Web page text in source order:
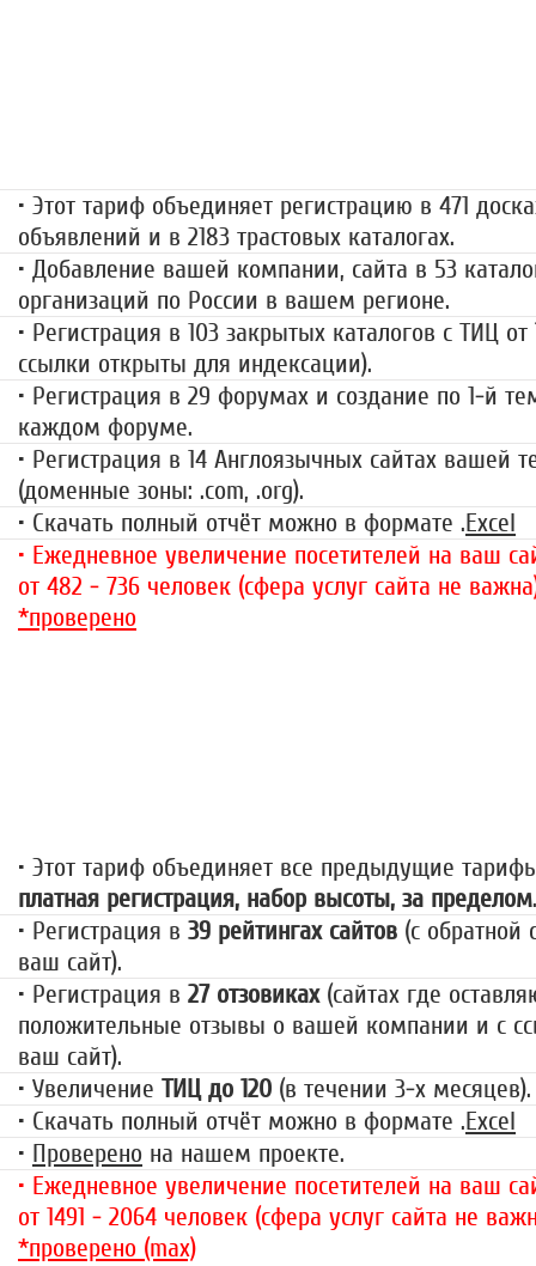
• Этот тариф объединяет регистрацию в 471
объявлений и в 2183 трастовых каталогах.
• Добавление вашей компании, сайта в 53
организаций по России в вашем регионе.
• Регистрация в 103 закрытых каталогов с ТИЦ от
ссылки открыты для индексации).
• Регистрация в 29 форумах и создание по 1-й
каждом форуме.
• Регистрация в 14 Англоязычных сайтах вашей
(доменные зоны: .com, .org).
• Скачать полный отчёт можно в формате .Excel
• Ежедневное увеличение посетителей на ваш
от 482 - 736 человек (сфера услуг сайта не
*проверено
• Этот тариф объединяет все предыдущие
платная регистрация, набор высоты, за пределом.
• Регистрация в 39 рейтингах сайтов (с обратной
ваш сайт).
• Регистрация в 27 отзовиках(сайтах где
положительные отзывы о вашей компании и с
ваш сайт).
• Увеличение ТИЦ до 120 (в течении 3-х месяцев).
• Скачать полный отчёт можно в формате .Excel
• Проверено на нашем проекте.
• Ежедневное увеличение посетителей на ваш
от 1491 - 2064 человек (сфера услуг сайта не
*проверено (max)